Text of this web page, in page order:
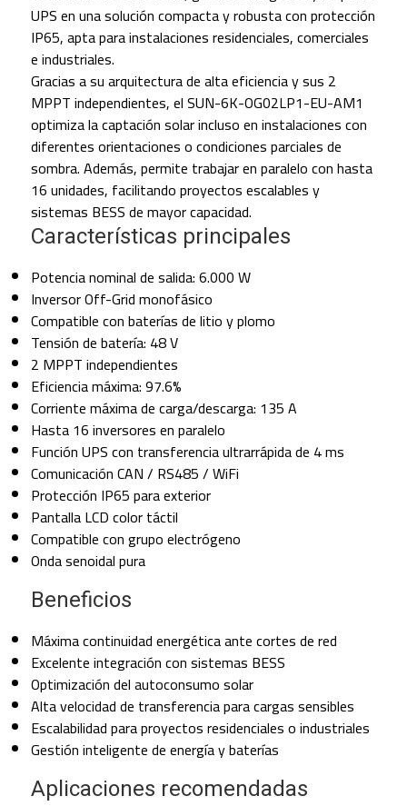
UPS en una solución compacta y robusta con protección
IP65, apta para instalaciones residenciales, comerciales
e industriales.
Gracias a su arquitectura de alta eficiencia y sus 2
MPPT independientes, el SUN-6K-OG02LP1-EU-AM1
optimiza la captación solar incluso en instalaciones con
diferentes orientaciones o condiciones parciales de
sombra. Además, permite trabajar en paralelo con hasta
16 unidades, facilitando proyectos escalables y
sistemas BESS de mayor capacidad.
Características principales
Potencia nominal de salida: 6.000 W
Inversor Off-Grid monofásico
Compatible con baterías de litio y plomo
Tensión de batería: 48 V
2 MPPT independientes
Eficiencia máxima: 97.6%
Corriente máxima de carga/descarga: 135 A
Hasta 16 inversores en paralelo
Función UPS con transferencia ultrarrápida de 4 ms
Comunicación CAN / RS485 / WiFi
Protección IP65 para exterior
Pantalla LCD color táctil
Compatible con grupo electrógeno
Onda senoidal pura
Beneficios
Máxima continuidad energética ante cortes de red
Excelente integración con sistemas BESS
Optimización del autoconsumo solar
Alta velocidad de transferencia para cargas sensibles
Escalabilidad para proyectos residenciales o industriales
Gestión inteligente de energía y baterías
Aplicaciones recomendadas